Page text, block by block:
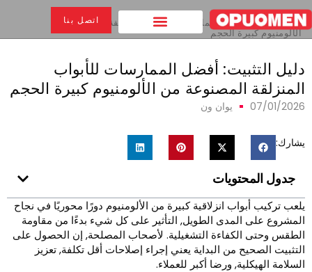
اتصل بنا
بيت >
دليل التثبيت: أفضل الممارسات للأبواب المنزلقة المصنوعة من
الألومنيوم كبيرة الحجم
التثبيت: أفضل الممارسات للأبواب
المصنوعة من الألومنيوم كبيرة الحجم
07/01/ يوان ون
جدول المحتويات
تركيب أبواب انزلاقية كبيرة من الألومنيوم دورًا محوريًا في نجاح
على المدى الطويل, التأثير على كل شيء بدءًا من مقاومة
وحتى الكفاءة التشغيلية. لأصحاب المصلحة, إن الحصول على
الصحيح من البداية يعني إجراء إصلاحات أقل تكلفة, تعزيز
الهيكلية, ورضا أكبر للعملاء.